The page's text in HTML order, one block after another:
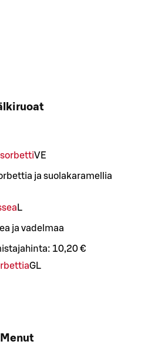
VE
ja suolakaramellia
L
ja vadelmaa
10,20 €
GL
Menut